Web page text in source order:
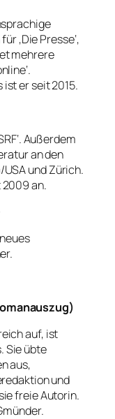
‚Die Presse‘,
mehrere
er seit 2015.
Außerdem
an den
und Zürich.
an.
auf, ist
Sie übte
aus,
und
freie Autorin.